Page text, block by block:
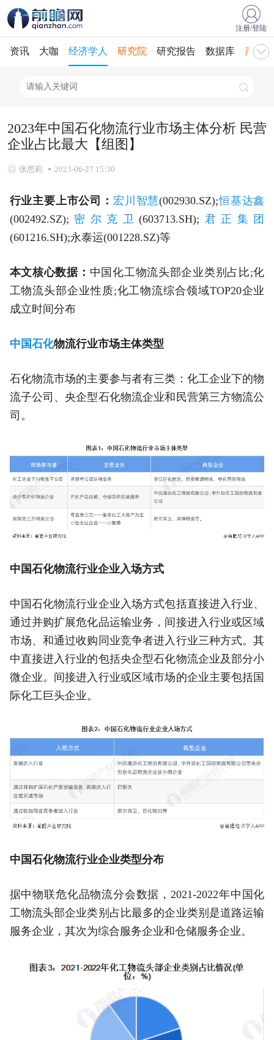
注册/登陆
资讯 大咖 经济学人 研究院 研究报告 数据库 产业
2023年中国石化物流行业市场主体分析 民营
企业占比最大【组图】
张思莉 2023-06-27 15:30
行业主要上市公司： 宏川智慧(002930.SZ);恒基达鑫
(002492.SZ); 密尔克卫(603713.SH); 君正集团
(601216.SH);永泰运(001228.SZ)等
本文核心数据： 中国化工物流头部企业类别占比;化
工物流头部企业性质;化工物流综合领域TOP20企业
成立时间分布
中国石化物流行业市场主体类型
石化物流市场的主要参与者有三类：化工企业下的物
流子公司、央企型石化物流企业和民营第三方物流公
司。
中国石化物流行业企业入场方式
中国石化物流行业企业入场方式包括直接进入行业、
通过并购扩展危化品运输业务，间接进入行业或区域
市场、和通过收购同业竞争者进入行业三种方式。其
中直接进入行业的包括央企型石化物流企业及部分小
微企业。间接进入行业或区域市场的企业主要包括国
际化工巨头企业。
中国石化物流行业企业类型分布
据中物联危化品物流分会数据，2021-2022年中国化
工物流头部企业类别占比最多的企业类别是道路运输
服务企业，其次为综合服务企业和仓储服务企业。